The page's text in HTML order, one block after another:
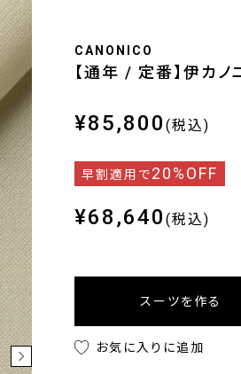
CANONICO
【通年 / 定番】伊カ
¥85,800 (税込)
早割適用で20%OFF
¥68,640 (税込)
スーツを作る
お気に入りに追加